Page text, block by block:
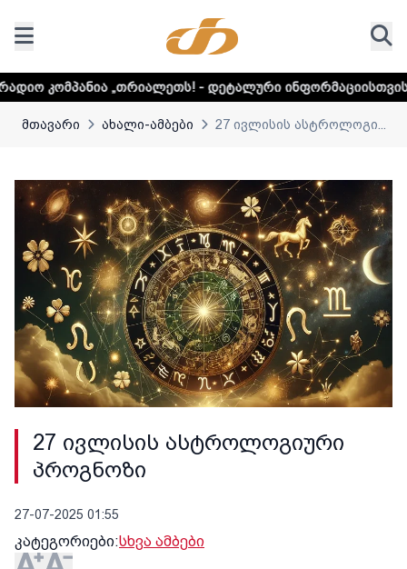
- დეტალური ინფორმაციისთვის დააკლიკეთ
მთავარი ახალი-ამბები 27 ივლისის ასტროლოგი...
27 ივლისის ასტროლოგიური
პროგნოზი
27-07-2025 01:55
კატეგორიები:სხვა ამბები